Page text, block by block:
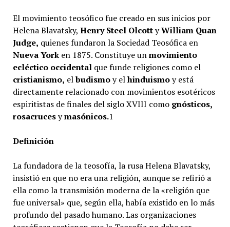
El movimiento teosófico fue creado en sus inicios por
Helena Blavatsky, Henry Steel OlcottyWilliam Quan
Judge, quienes fundaron la Sociedad Teosófica en
Nueva Yorken 1875. Constituye unmovimiento
ecléctico occidentalque funde religiones como el
cristianismo, elbudismoy elhinduismoy está
directamente relacionado con movimientos esotéricos
espiritistas de finales del siglo XVIII como gnósticos,
rosacrucesymasónicos.1​
Definición
La fundadora de la teosofía, la rusa Helena Blavatsky,
insistió en que no era una religión, aunque se refirió a
ella como la transmisión moderna de la «religión que
fue universal» que, según ella, había existido en lo más
profundo del pasado humano. Las organizaciones